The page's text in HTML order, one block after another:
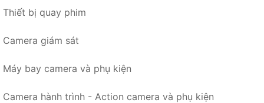
Thiết bị quay phim
Camera giám sát
Máy bay camera và phụ kiện
Camera hành trình - Action camera và phụ kiện